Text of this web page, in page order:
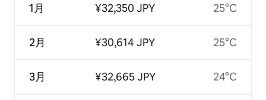
1月
2月
3月
¥32,350 JPY
¥30,614 JPY
¥32,665 JPY
25°C
25°C
24°C